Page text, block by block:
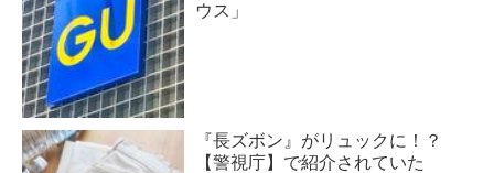
ウス」
『長ズボン』がリュックに！？
【警視庁】で紹介されていた